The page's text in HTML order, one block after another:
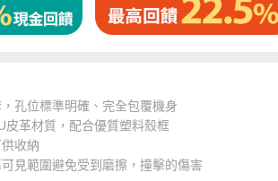
孔位標準明確、完全包覆機身
革材質，配合優質塑料殼框
收納
見範圍避免受到磨擦，撞擊的傷害